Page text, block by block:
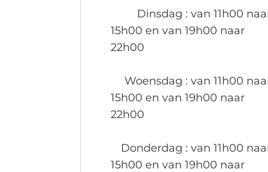
Dinsdag : van 11h00
15h00 en van 19h00 naar
22h00
Woensdag : van 11h00
15h00 en van 19h00 naar
22h00
Donderdag : van 11h00
15h00 en van 19h00 naar